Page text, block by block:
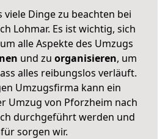
viele Dinge zu beachten bei
Lohmar. Es ist wichtig, sich
alle Aspekte des Umzugs
und zu organisieren, um
alles reibungslos verläuft.
Umzugsfirma kann ein
Umzug von Pforzheim nach
durchgeführt werden und
sorgen wir.